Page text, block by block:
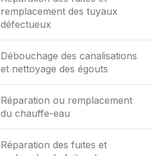
remplacement des tuyaux
défectueux
Débouchage des canalisations
et nettoyage des égouts
Réparation ou remplacement
du chauffe-eau
Réparation des fuites et